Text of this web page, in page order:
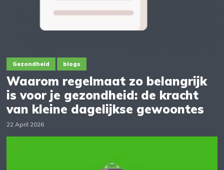
Gezondheid blogs
Waarom regelmaat zo belangrijk
is voor je gezondheid: de kracht
van kleine dagelijkse gewoontes
22 April 2026